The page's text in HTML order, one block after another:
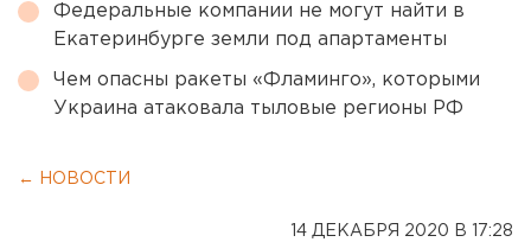
Федеральные компании не могут найти в
Екатеринбурге земли под апартаменты
Чем опасны ракеты «Фламинго», которыми
Украина атаковала тыловые регионы РФ
← НОВОСТИ
14 ДЕКАБРЯ 2020 В 17:28